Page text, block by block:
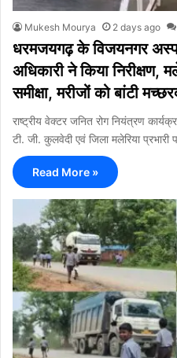
Mukesh Mourya 2 days ago
धरमजयगढ़ के विजयनगर
अधिकारी ने किया निरीक्षण,
समीक्षा, मरीजों को बांटी
राष्ट्रीय वेक्टर जनित रोग नियंत्रण
टी. जी. कुलवेदी एवं जिला मलेरिया प्रभारी
Read More »